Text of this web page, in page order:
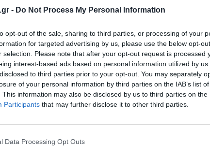
- Do Not Process My Personal Information
opt-out of the sale, sharing to third parties, or processing of your
for targeted advertising by us, please use the below opt-
selection. Please note that after your opt-out request is processed
interest-based ads based on personal information utilized by
to third parties prior to your opt-out. You may separately
of your personal information by third parties on the IAB’s list
This information may also be disclosed by us to third parties on the
Participants that may further disclose it to other third parties.
Data Processing Opt Outs
με την πανδημία του COVID-19 είναι να
μέσα στο
κυκλοφόρησε…